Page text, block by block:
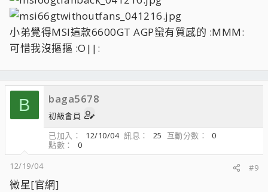
小弟覺得MSI這款6600GT AGP蠻有質感的 :MMM:
可惜我沒摳摳 :O||:
B baga5678
初級會員
已加入
12/10/04 訊息 25 互動分數
0
點數
0
12/19/04
#9
微星[官網]